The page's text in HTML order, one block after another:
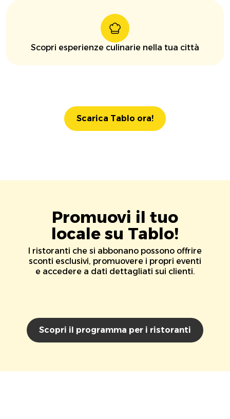
Scopri esperienze culinarie nella tua città
Scarica Tablo ora!
Promuovi il tuo
locale su Tablo!
I ristoranti che si abbonano possono offrire
sconti esclusivi, promuovere i propri eventi
e accedere a dati dettagliati sui clienti.
Scopri il programma per i ristoranti